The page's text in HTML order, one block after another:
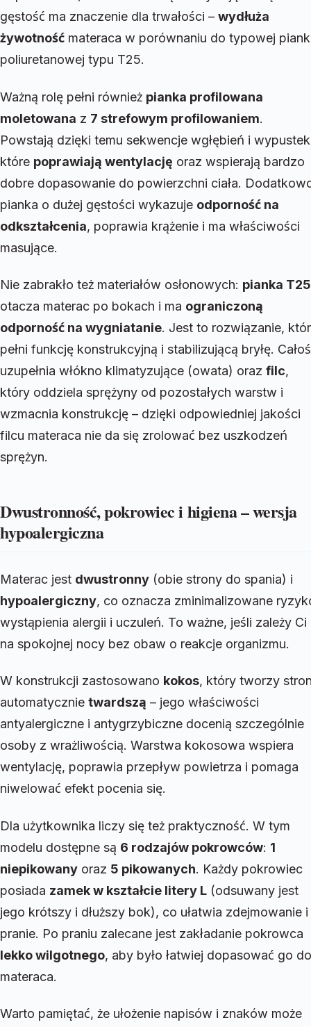
gęstość ma znaczenie dla trwałości – wydłuża
żywotność materaca w porównaniu do typowej
poliuretanowej typu T25.
Ważną rolę pełni również pianka profilowana
moletowana z 7 strefowym profilowaniem.
Powstają dzięki temu sekwencje wgłębień i
które poprawiają wentylację oraz wspierają bardzo
dobre dopasowanie do powierzchni ciała.
pianka o dużej gęstości wykazuje odporność na
odkształcenia, poprawia krążenie i ma właściwości
masujące.
Nie zabrakło też materiałów osłonowych: pianka T25
otacza materac po bokach i ma ograniczoną
odporność na wygniatanie. Jest to rozwiązanie,
pełni funkcję konstrukcyjną i stabilizującą bryłę.
uzupełnia włókno klimatyzujące (owata) oraz filc,
który oddziela sprężyny od pozostałych warstw i
wzmacnia konstrukcję – dzięki odpowiedniej jakości
filcu materaca nie da się zrolować bez uszkodzeń
sprężyn.
Dwustronność, pokrowiec i higiena – wersja
hypoalergiczna
Materac jest dwustronny (obie strony do spania) i
hypoalergiczny, co oznacza zminimalizowane
wystąpienia alergii i uczuleń. To ważne, jeśli zależy Ci
na spokojnej nocy bez obaw o reakcje organizmu.
W konstrukcji zastosowano kokos, który tworzy
automatycznie twardszą – jego właściwości
antyalergiczne i antygrzybiczne docenią szczególnie
osoby z wrażliwością. Warstwa kokosowa wspiera
wentylację, poprawia przepływ powietrza i pomaga
niwelować efekt pocenia się.
Dla użytkownika liczy się też praktyczność. W tym
modelu dostępne są 6 rodzajów pokrowców: 1
niepikowany oraz 5 pikowanych. Każdy pokrowiec
posiada zamek w kształcie litery L (odsuwany jest
jego krótszy i dłuższy bok), co ułatwia zdejmowanie i
pranie. Po praniu zalecane jest zakładanie pokrowca
lekko wilgotnego, aby było łatwiej dopasować go do
materaca.
Warto pamiętać, że ułożenie napisów i znaków może